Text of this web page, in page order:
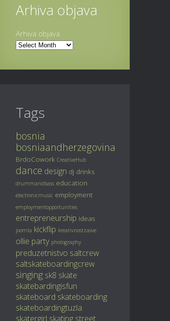
Arhiva objava
Arhiva objava
Tags
bosnia
bosniaandherzegovina
BrdoCowork CreativeHub
dance design dj drinks
drummandbass education
electronicmusic employment
employmentopportunities
entrepreneurship ideas
joomla kickflip kreativnostzasve
ollie party photography
preduzetnistvo saltcrew
saltskateboardingcrew
singing sk8 skate
skatebardingisfun
skateboard skateboarding
skateboardingtuzla
skatergirl skating street